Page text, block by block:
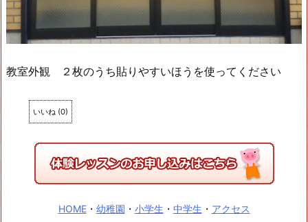
教室外観 ２枚のうち貼りやすいほうを使ってください
いいね (0)
HOME・ 幼稚園 ・ 小学生 ・ 中学生 ・ アクセス